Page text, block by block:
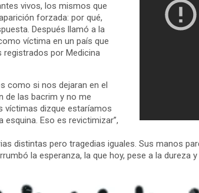
vivos, los mismos que
forzada: por qué,
Después llamó a la
víctima en un país que
registrados por Medicina
como si nos dejaran en el
de las bacrim y no me
víctimas dizque estaríamos
Eso es revictimizar”,
distintas pero tragedias iguales. Sus manos
la esperanza, la que hoy, pese a la dureza